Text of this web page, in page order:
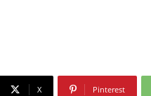
X Pinterest